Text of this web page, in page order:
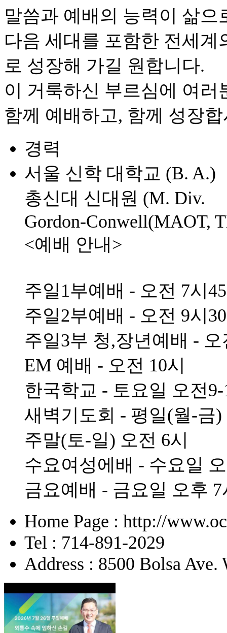
말씀과 예배의 능력이 삶으
다음 세대를 포함한 전세
로 성장해 가길 원합니다.
이 거룩하신 부르심에 여러
함께 예배하고, 함께 성장
경력
서울 신학 대학교 (B. A.)
총신대 신대원 (M. Div.
Gordon-Conwell(MAOT,
<예배 안내>
주일1부예배 - 오전 7시
주일2부예배 - 오전 9시
주일3부 청,장년예배 - 오
EM 예배 - 오전 10시
한국학교 - 토요일 오전9-
새벽기도회 - 평일(월-금)
주말(토-일) 오전 6시
수요여성에배 - 수요일
금요예배 - 금요일 오후 7
Home Page : http://
Tel : 714-891-2029
Address : 8500 Bolsa Ave.